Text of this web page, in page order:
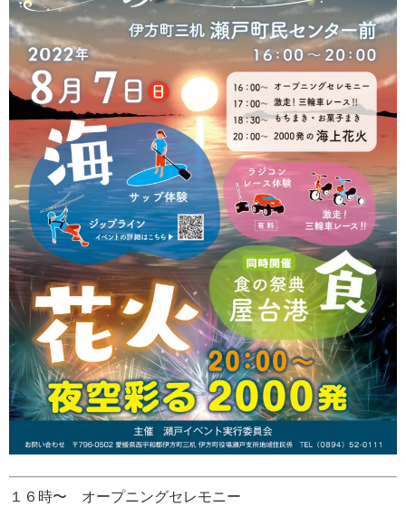
１６時〜 オープニングセレモニー